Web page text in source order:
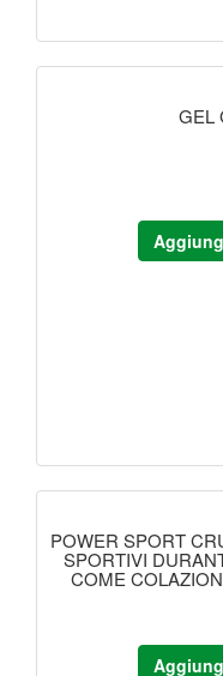
GEL
POWER SPORT
SPORTIVI
COME